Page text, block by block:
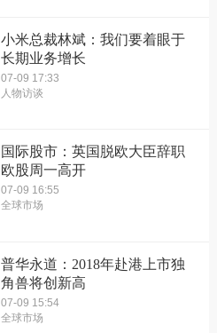
小米总裁林斌：我们要着眼于
长期业务增长
07-09 17:33
人物访谈
国际股市：英国脱欧大臣辞职
欧股周一高开
07-09 16:55
全球市场
普华永道：2018年赴港上市独
角兽将创新高
07-09 15:54
全球市场